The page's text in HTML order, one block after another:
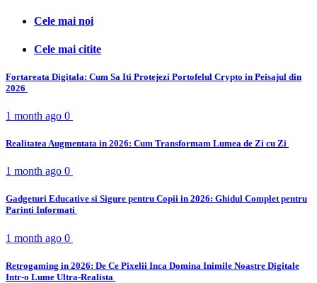
Cele mai noi
Cele mai citite
Fortareata Digitala: Cum Sa Iti Protejezi Portofelul Crypto in Peisajul din
2026
1 month ago 0
Realitatea Augmentata in 2026: Cum Transformam Lumea de Zi cu Zi
1 month ago 0
Gadgeturi Educative si Sigure pentru Copii in 2026: Ghidul Complet pentru
Parinti Informati
1 month ago 0
Retrogaming in 2026: De Ce Pixelii Inca Domina Inimile Noastre Digitale
Intr-o Lume Ultra-Realista